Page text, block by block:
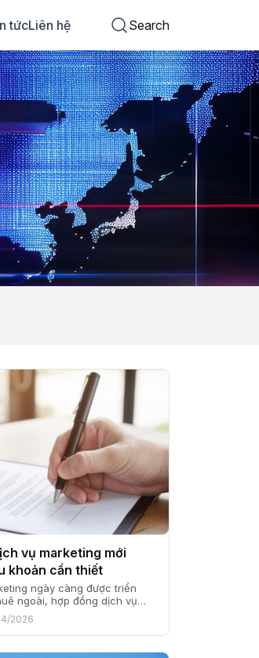
tứcLiên hệ Search
vụ marketing mới
khoản cần thiết
ngày càng được triển
ngoài, hợp đồng dịch vụ
là thủ tục mang tính hình
quyết định hiệu quả hợp tác
đối tác. Từ kinh nghiệm triển
cho […]
2026